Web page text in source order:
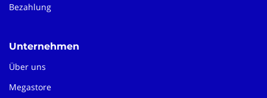
Bezahlung
Unternehmen
Über uns
Megastore